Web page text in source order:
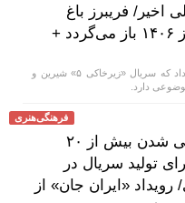
اخیر/ فریبرز باغ
بیشه نوروز ۱۴۰۶ باز می‌گردد +
رئیس مرکز سیما فیلم خبر داد که سریال «زیرخاکی ۵» شیرین و
دارد.
فرهنگی‌هنری
جبلی: نهایی شدن بیش از ۲۰
تولید سریال در
«ایران جان» از